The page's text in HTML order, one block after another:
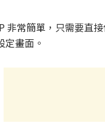
非常簡單，只需要直
定畫面。